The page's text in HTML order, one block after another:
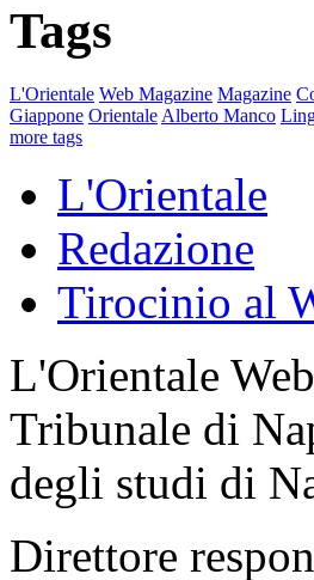
Tags
L'Orientale Web Magazine Magazine
Giappone Orientale Alberto Manco
more tags
L'Orientale
Redazione
Tirocinio al
L'Orientale
Tribunale di
degli studi di
Direttore